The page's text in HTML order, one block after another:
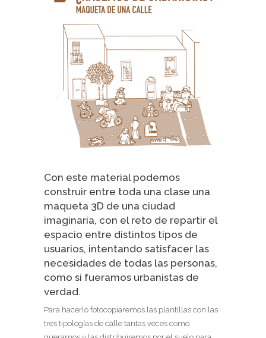
Con este material podemos
construir entre toda una clase una
maqueta 3D de una ciudad
imaginaria, con el reto de repartir el
espacio entre distintos tipos de
usuarios, intentando satisfacer las
necesidades de todas las personas,
como si fueramos urbanistas de
verdad.
Para hacerlo fotocopiaremos las plantillas con las
tres tipologías de calle tantas veces como